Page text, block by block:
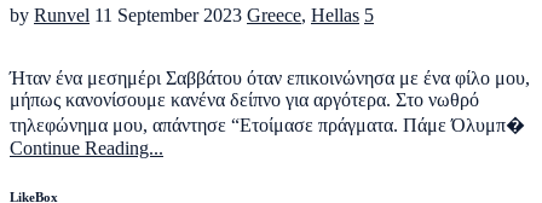
by Runvel 11 September 2023 Greece, Hellas 5
Ήταν ένα μεσημέρι Σαββάτου όταν επικοινώνησα με ένα φίλο μου,
μήπως κανονίσουμε κανένα δείπνο για αργότερα. Στο νωθρό
τηλεφώνημα μου, απάντησε “Ετοίμασε πράγματα. Πάμε Όλυμπ�
Continue Reading...
LikeBox